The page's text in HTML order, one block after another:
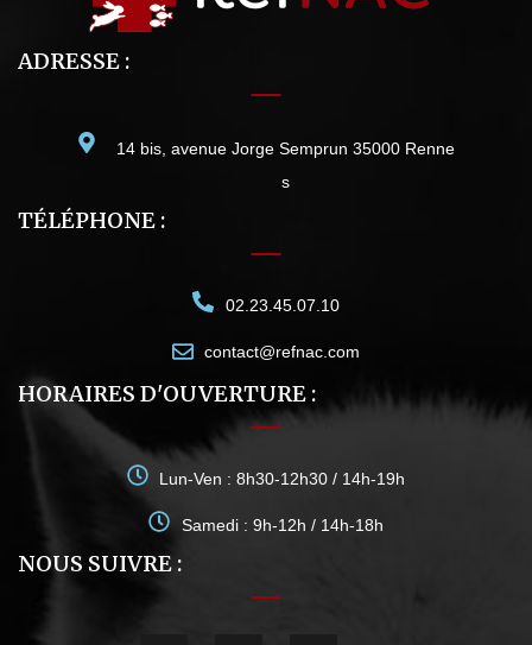
ADRESSE :
14 bis, avenue Jorge Semprun 35000 Renne
s
TÉLÉPHONE :
02.23.45.07.10
contact@refnac.com
HORAIRES D'OUVERTURE :
Lun-Ven : 8h30-12h30 / 14h-19h
Samedi : 9h-12h / 14h-18h
NOUS SUIVRE :